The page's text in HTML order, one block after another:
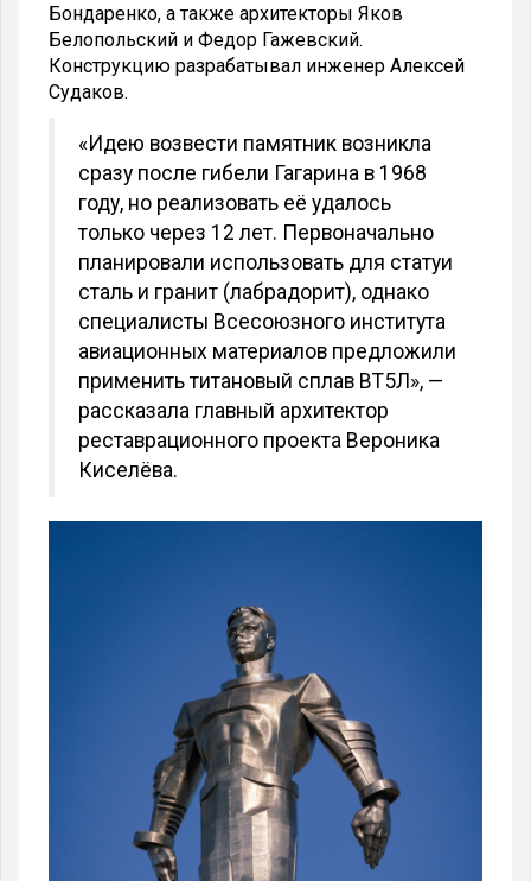
Бондаренко, а также архитекторы Яков
Белопольский и Федор Гажевский.
Конструкцию разрабатывал инженер Алексей
Судаков.
«Идею возвести памятник возникла
сразу после гибели Гагарина в 1968
году, но реализовать её удалось
только через 12 лет. Первоначально
планировали использовать для статуи
сталь и гранит (лабрадорит), однако
специалисты Всесоюзного института
авиационных материалов предложили
применить титановый сплав ВТ5Л», —
рассказала главный архитектор
реставрационного проекта Вероника
Киселёва.